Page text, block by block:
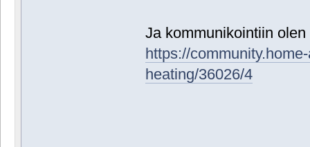
Ja kommunikointiin
https://
heating/36026/4